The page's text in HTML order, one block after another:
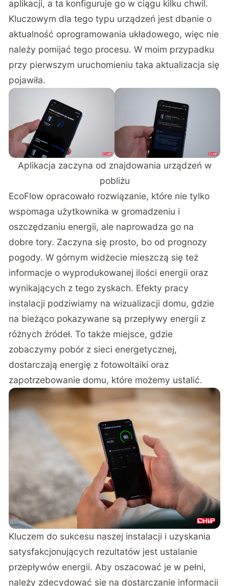
aplikacji, a ta konfiguruje go w ciągu kilku chwil.
Kluczowym dla tego typu urządzeń jest dbanie o
aktualność oprogramowania układowego, więc nie
należy pomijać tego procesu. W moim przypadku
przy pierwszym uruchomieniu taka aktualizacja się
pojawiła.
Aplikacja zaczyna od znajdowania urządzeń w
pobliżu
EcoFlow opracowało rozwiązanie, które nie tylko
wspomaga użytkownika w gromadzeniu i
oszczędzaniu energii, ale naprowadza go na
dobre tory. Zaczyna się prosto, bo od prognozy
pogody. W górnym widżecie mieszczą się też
informacje o wyprodukowanej ilości energii oraz
wynikających z tego zyskach. Efekty pracy
instalacji podziwiamy na wizualizacji domu, gdzie
na bieżąco pokazywane są przepływy energii z
różnych źródeł. To także miejsce, gdzie
zobaczymy pobór z sieci energetycznej,
dostarczają energię z fotowoltaiki oraz
zapotrzebowanie domu, które możemy ustalić.
Kluczem do sukcesu naszej instalacji i uzyskania
satysfakcjonujących rezultatów jest ustalanie
przepływów energii. Aby oszacować je w pełni,
należy zdecydować się na dostarczanie informacji